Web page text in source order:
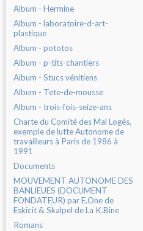
Album - Hermine
Album - laboratoire-d-art-
plastique
Album - pototos
Album - p-tits-chantiers
Album - Stucs vénitiens
Album - Tete-de-mousse
Album - trois-fois-seize-ans
Charte du Comité des Mal Logés,
exemple de lutte Autonome de
travailleurs à Paris de 1986 à
1991
Documents
MOUVEMENT AUTONOME DES
BANLIEUES (DOCUMENT
FONDATEUR) par E.One de
Eskicit & Skalpel de La K.Bine
Romans